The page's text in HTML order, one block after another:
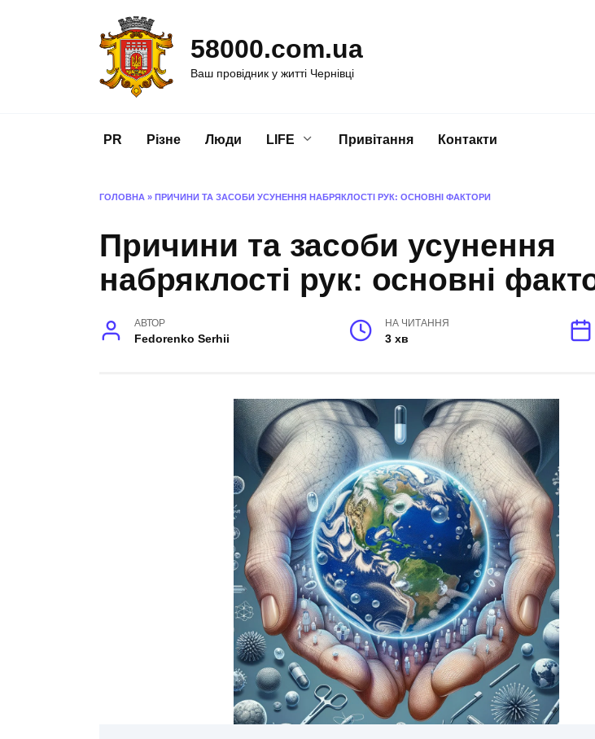
58000.com.ua
Ваш провідник у житті Чернівці
PR Різне Люди LIFE Привітання Контакти
ГОЛОВНА » ПРИЧИНИ ТА ЗАСОБИ УСУНЕННЯ НАБРЯКЛОСТІ РУК: ОСНОВНІ ФАКТОРИ
Причини та засоби усунення
набряклості рук: основні
АВТОР
Fedorenko Serhii
НА ЧИТАННЯ
3 хв